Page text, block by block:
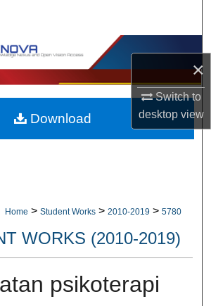
×
Switch to
desktopview
Collections
My Account
About
Home > Student Works > 2010-2019 > 5780
WORKS (2010-2019)
psikoterapi
Download